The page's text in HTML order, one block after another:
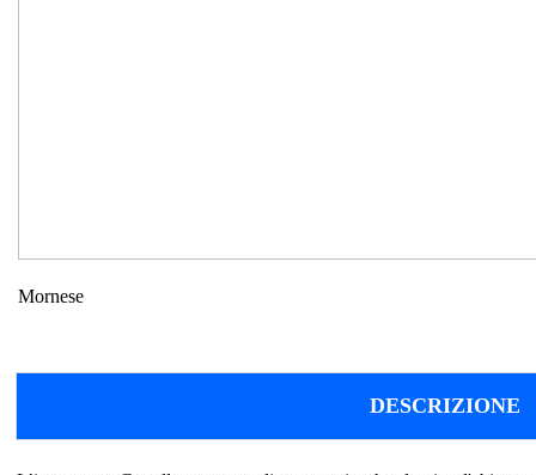
Mornese
DESCRIZIONE